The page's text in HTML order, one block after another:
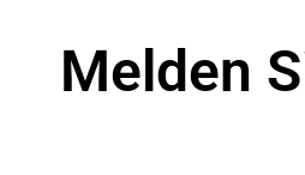
Melden